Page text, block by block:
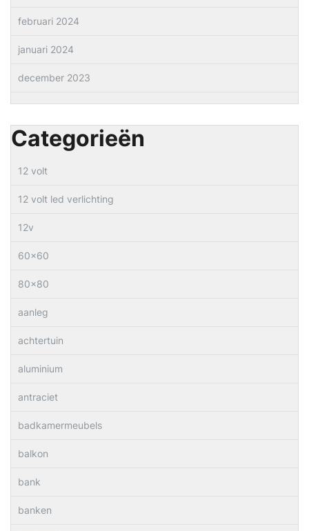
februari 2024
januari 2024
december 2023
Categorieën
12 volt
12 volt led verlichting
12v
60×60
80×80
aanleg
achtertuin
aluminium
antraciet
badkamermeubels
balkon
bank
banken